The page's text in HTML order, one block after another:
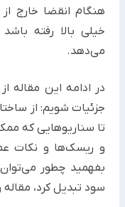
خیلی بالا رفته
می‌دهد.
در ادامه این مقاله از
تا سناریوهایی که
و ریسک‌ها و نکات
بفهمید چطور می‌توان
سود تبدیل کرد، مقاله